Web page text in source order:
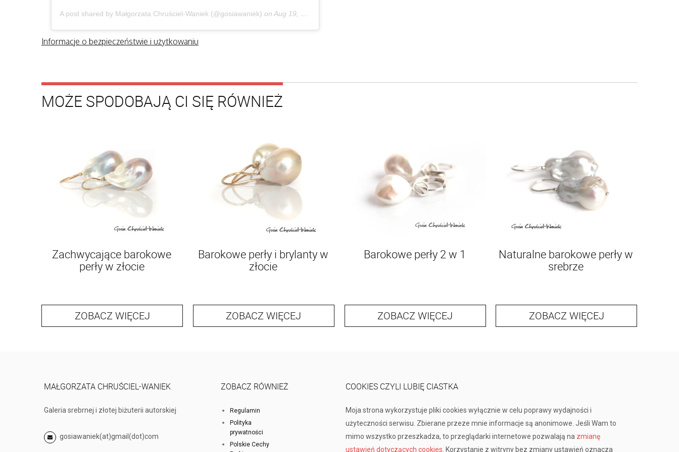
A post shared by Małgorzata Chruściel-Waniek (@gosiawaniek) on Aug 19, 2020 at 6:58am PDT
Informacje o bezpieczeństwie i użytkowaniu
MOŻE SPODOBAJĄ CI SIĘ RÓWNIEŻ
Zachwycające barokowe
perły w złocie
ZOBACZ WIĘCEJ
Barokowe perły i brylanty w
złocie
ZOBACZ WIĘCEJ
Barokowe perły 2 w 1
ZOBACZ WIĘCEJ
Naturalne barokowe perły w
srebrze
ZOBACZ WIĘCEJ
MAŁGORZATA CHRUŚCIEL-WANIEK
Galeria srebrnej i złotej biżuterii autorskiej
gosiawaniek(at)gmail(dot)com
ZOBACZ RÓWNIEŻ
Regulamin
Polityka
prywatności
Polskie Cechy
COOKIES CZYLI LUBIĘ CIASTKA
Moja strona wykorzystuje pliki cookies wyłącznie w celu poprawy wydajności i
użyteczności serwisu. Zbierane przeze mnie informacje są anonimowe. Jeśli Wam to
mimo wszystko przeszkadza, to przeglądarki internetowe pozwalają na zmianę
ustawień dotyczących cookies. Korzystanie z witryny bez zmiany ustawień oznacza